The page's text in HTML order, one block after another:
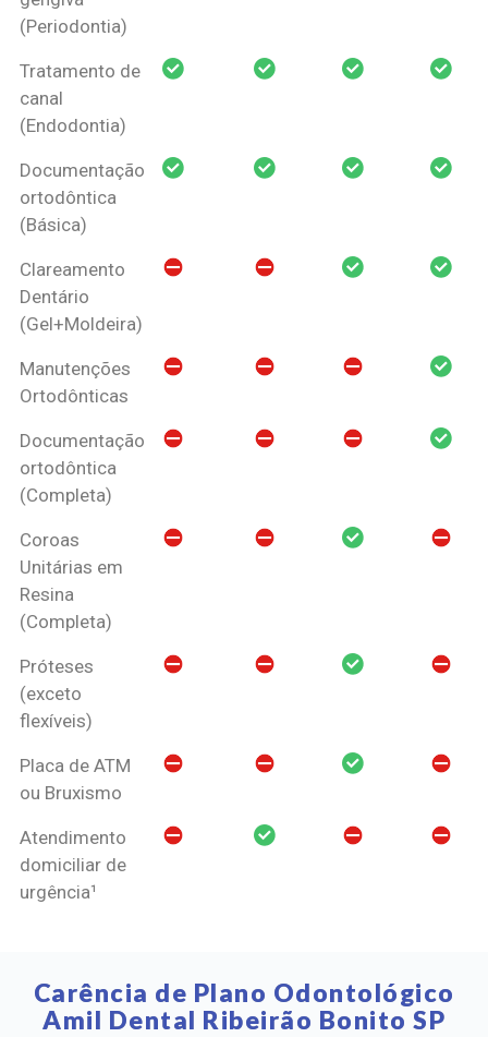
(Periodontia)
Tratamento de
canal
(Endodontia)
Documentação
ortodôntica
(Básica)
Clareamento
Dentário
(Gel+Moldeira)
Manutenções
Ortodônticas
Documentação
ortodôntica
(Completa)
Coroas
Unitárias em
Resina
(Completa)
Próteses
(exceto
flexíveis)
Placa de ATM
ou Bruxismo
Atendimento
domiciliar de
urgência¹
Carência de Plano Odontológico
Amil Dental Ribeirão Bonito SP